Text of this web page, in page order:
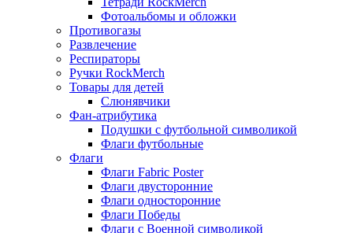
Фотоальбомы и обложки
Противогазы
Развлечение
Респираторы
Ручки RockMerch
Товары для детей
Слюнявчики
Фан-атрибутика
Подушки с футбольной символикой
Флаги футбольные
Флаги
Флаги Fabric Poster
Флаги двусторонние
Флаги односторонние
Флаги Победы
Флаги с Военной символикой